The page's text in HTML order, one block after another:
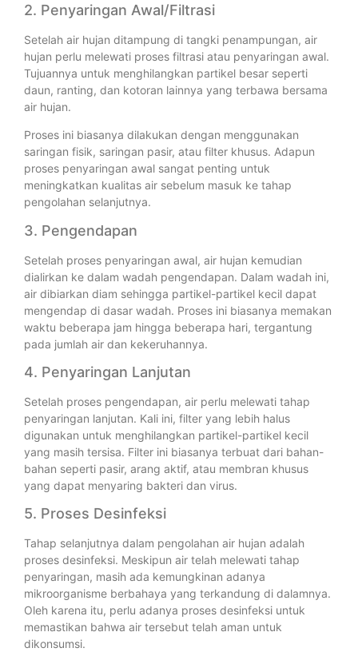
2. Penyaringan Awal/Filtrasi
Setelah air hujan ditampung di tangki penampungan, air
hujan perlu melewati proses filtrasi atau penyaringan awal.
Tujuannya untuk menghilangkan partikel besar seperti
daun, ranting, dan kotoran lainnya yang terbawa bersama
air hujan.
Proses ini biasanya dilakukan dengan menggunakan
saringan fisik, saringan pasir, atau filter khusus. Adapun
proses penyaringan awal sangat penting untuk
meningkatkan kualitas air sebelum masuk ke tahap
pengolahan selanjutnya.
3. Pengendapan
Setelah proses penyaringan awal, air hujan kemudian
dialirkan ke dalam wadah pengendapan. Dalam wadah ini,
air dibiarkan diam sehingga partikel-partikel kecil dapat
mengendap di dasar wadah. Proses ini biasanya memakan
waktu beberapa jam hingga beberapa hari, tergantung
pada jumlah air dan kekeruhannya.
4. Penyaringan Lanjutan
Setelah proses pengendapan, air perlu melewati tahap
penyaringan lanjutan. Kali ini, filter yang lebih halus
digunakan untuk menghilangkan partikel-partikel kecil
yang masih tersisa. Filter ini biasanya terbuat dari bahan-
bahan seperti pasir, arang aktif, atau membran khusus
yang dapat menyaring bakteri dan virus.
5. Proses Desinfeksi
Tahap selanjutnya dalam pengolahan air hujan adalah
proses desinfeksi. Meskipun air telah melewati tahap
penyaringan, masih ada kemungkinan adanya
mikroorganisme berbahaya yang terkandung di dalamnya.
Oleh karena itu, perlu adanya proses desinfeksi untuk
memastikan bahwa air tersebut telah aman untuk
dikonsumsi.